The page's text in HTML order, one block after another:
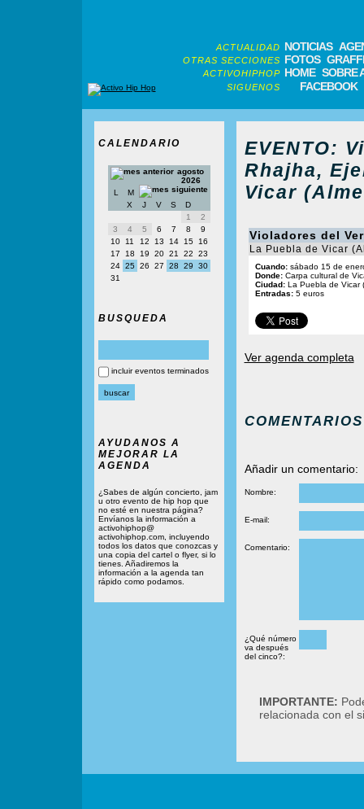
ACTUALIDAD NOTICIAS
OTRAS SECCIONES FOTOS
ACTIVOHIPHOP HOME SOBRE
SIGUENOS FACEBOOK
CALENDARIO
agosto
2026
L
M
X
J V S
D
1
2
3
4 5 6 7 8
9
10
11 12 13 14 15
16
17
18 19 20 21 22
23
24 25 26 27 28 29
30
31
BUSQUEDA
incluir eventos terminados
AYUDANOS A
MEJORAR LA
AGENDA
¿Sabes de algún concierto, jam
u otro evento de hip hop que
no esté en nuestra página?
Envíanos la información a
activohiphop@
activohiphop.com, incluyendo
todos los datos que conozcas y
una copia del cartel o flyer, si lo
tienes. Añadiremos la
información a la agenda tan
rápido como podamos.
EVENTO:
Rhajha,
Vicar
Violadores del
La Puebla de Vicar
Cuando:sábado 15 de
Donde:Carpa cultural de
Ciudad:La Puebla de Vicar
Entradas: 5 euros
Ver agenda completa
COMENTARIOS
Añadir un comentario:
Nombre:
E-mail:
Comentario:
¿Qué número
va después
del cinco?:
IMPORTANTE:
relacionada con el